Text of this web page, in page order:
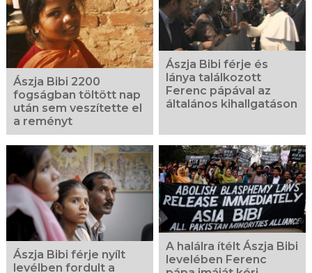
Ászja Bibi 2200
fogságban töltött nap
után sem veszítette el
a reményt
Ászja Bibi férje és
lánya találkozott
Ferenc pápával az
általános kihallgatáson
Ászja Bibi férje nyílt
levélben fordult a
A halálra ítélt Ászja Bibi
levelében Ferenc